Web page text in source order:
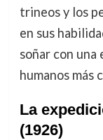
trineos y los
en sus
soñar con una
humanos más
La
(1926)